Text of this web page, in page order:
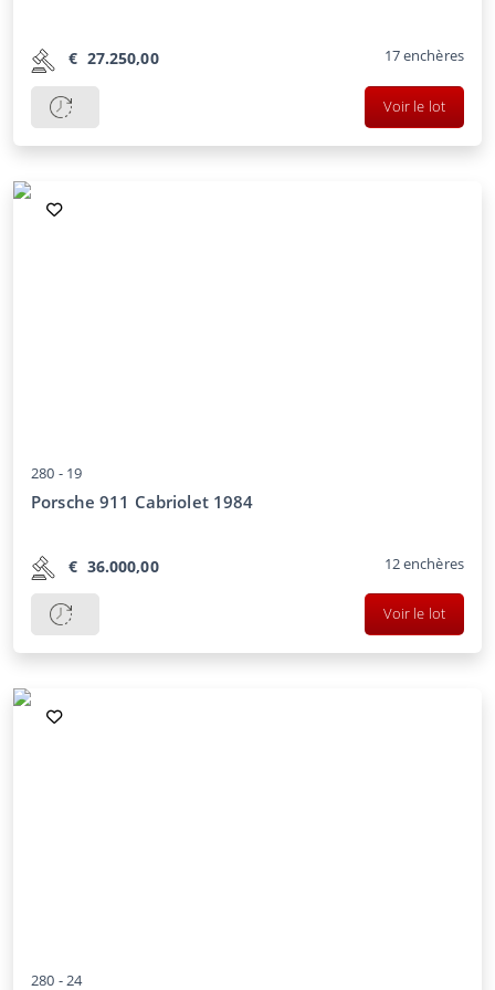
€ 27.250,00 17enchères
Voir le lot
280 - 19
Porsche 911 Cabriolet 1984
€ 36.000,00 12enchères
Voir le lot
280 -24